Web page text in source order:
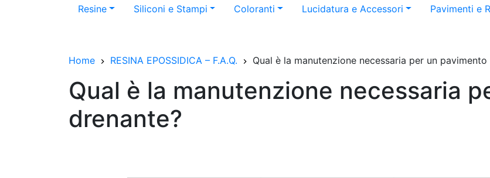
Resine Siliconi e Stampi Coloranti Lucidatura e Accessori Pavimenti e
Home RESINA EPOSSIDICA – F.A.Q. Qual è la manutenzione necessaria per un pavimento
Qual è la manutenzione necessaria
drenante?